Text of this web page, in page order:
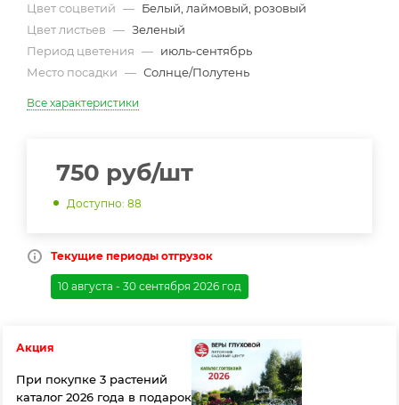
Цвет соцветий — Белый, лаймовый, розовый
Цвет листьев — Зеленый
Период цветения — июль-сентябрь
Место посадки — Солнце/Полутень
Все характеристики
750 руб/шт
Доступно: 88
Текущие периоды отгрузок
10 августа - 30 сентября 2026 год
Акция
При покупке 3 растений
каталог 2026 года в подарок